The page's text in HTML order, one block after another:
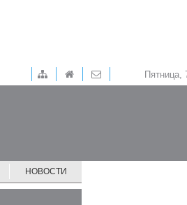
Пятница,
НОВОСТИ